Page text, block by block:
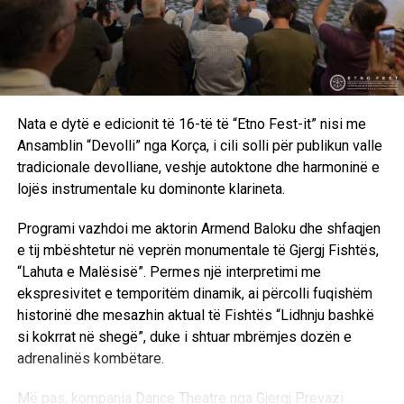
Nata e dytë e edicionit të 16-të të “Etno Fest-it” nisi me
Ansamblin “Devolli” nga Korça, i cili solli për publikun valle
tradicionale devolliane, veshje autoktone dhe harmoninë e
lojës instrumentale ku dominonte klarineta.
Programi vazhdoi me aktorin Armend Baloku dhe shfaqjen
e tij mbështetur në veprën monumentale të Gjergj Fishtës,
“Lahuta e Malësisë”. Permes një interpretimi me
ekspresivitet e temporitëm dinamik, ai përcolli fuqishëm
historinë dhe mesazhin aktual të Fishtës “Lidhnju bashkë
si kokrrat në shegë”, duke i shtuar mbrëmjes dozën e
adrenalinës kombëtare.
Më pas, kompania Dance Theatre nga Gjergj Prevazi